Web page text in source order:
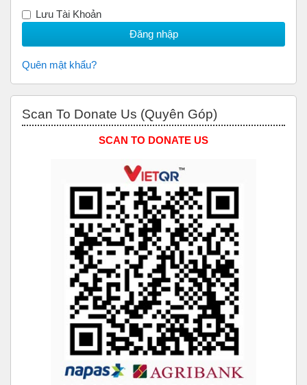
Lưu Tài Khoản
Quên mật khẩu?
Scan To Donate Us (Quyên Góp)
SCAN TO DONATE US